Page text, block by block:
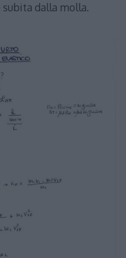
subita dalla molla.